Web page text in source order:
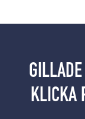
KLICKA